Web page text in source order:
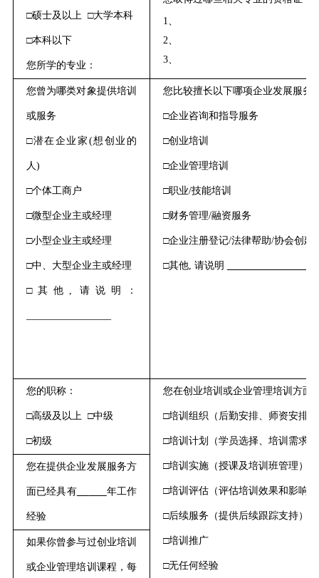
□硕士及以上 □大学本科
□本科以下
您所学的专业：
1、
2、
3、
您曾为哪类对象提供培训
或服务
□潜在企业家 (想创业的
人)
□个体工商户
□微型企业主或经理
□小型企业主或经理
□中 大型企业主或经理
□ 其他 , 请说明：
您比较擅长 以下哪项企业发展服务
□企业咨询和指导服务
□创业培训
□企业管理培训
□职业/技能培训
□财务管理/融资服务
□企业注册登记/法律帮助/协会创建
□其他, 请说明
您的职称：
□高级及以上 □中级
□初级
您在创业培训或企业管理培训方面
□培训组织 （后勤安排、 师资安排
□培训计划 （学员选择、培训需求
□培训实施（授课及培训班管理 ）
□培训 评估（评估培训 效果和影响）
□后续服务 （提供后续跟踪支持）
□培训推广
□无任何经验
您在提供企业发展服务方
面已经具有 年工作
经验
如果你曾参与过创业培训
或企业管理培训 课程，每